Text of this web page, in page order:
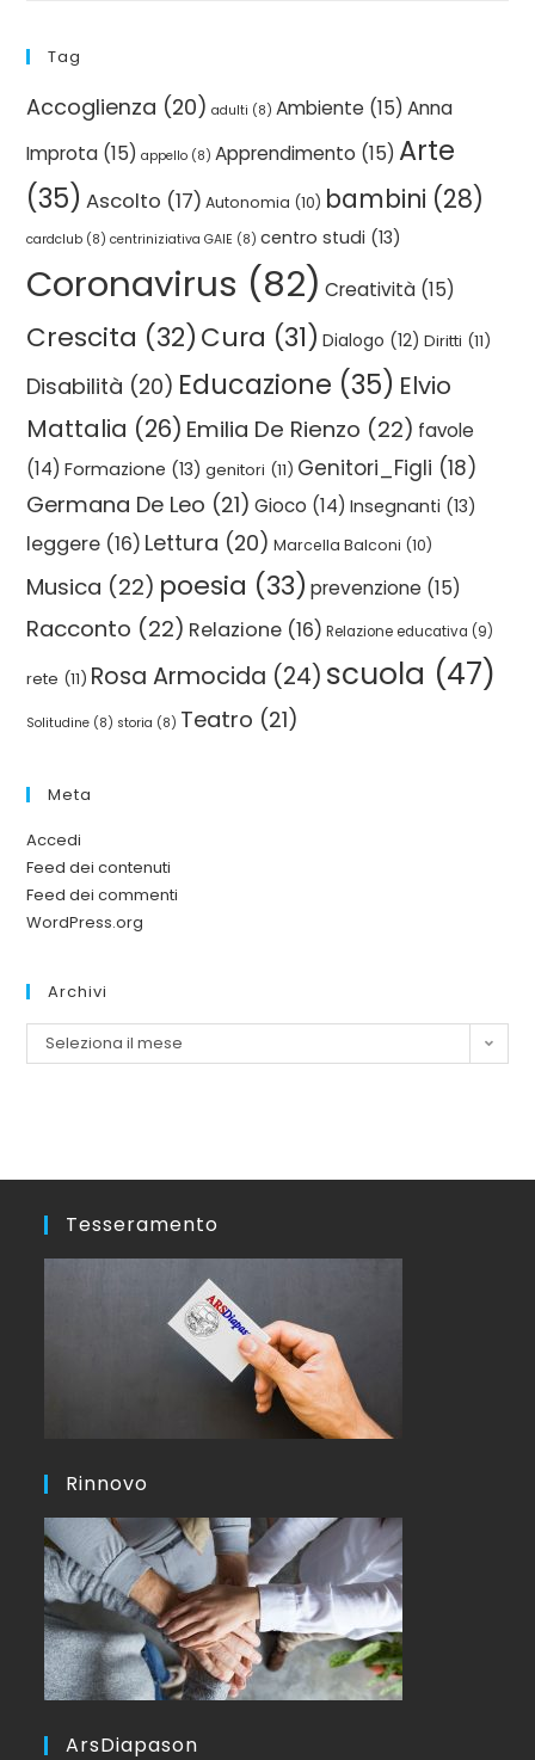
Tag
Accoglienza (20) adulti (8) Ambiente (15) Anna
Improta (15) appello (8) Apprendimento (15) Arte
(35) Ascolto (17) Autonomia (10) bambini (28)
cardclub (8) centriniziativa GAIE (8) centro studi (13)
Coronavirus (82) Creatività (15)
Crescita (32)Cura (31) Dialogo (12) Diritti (11)
Disabilità (20) Educazione (35) Elvio
Mattalia (26) Emilia De Rienzo (22) favole
(14) Formazione (13) genitori (11) Genitori_Figli (18)
Germana De Leo (21) Gioco (14) Insegnanti (13)
leggere (16) Lettura (20) Marcella Balconi (10)
Musica (22) poesia (33) prevenzione (15)
Racconto (22) Relazione (16) Relazione educativa (9)
rete (11) Rosa Armocida (24) scuola (47)
Solitudine (8) storia (8) Teatro (21)
Meta
Accedi
Feed dei contenuti
Feed dei commenti
WordPress.org
Archivi
Seleziona il mese
Tesseramento
Rinnovo
ArsDiapason